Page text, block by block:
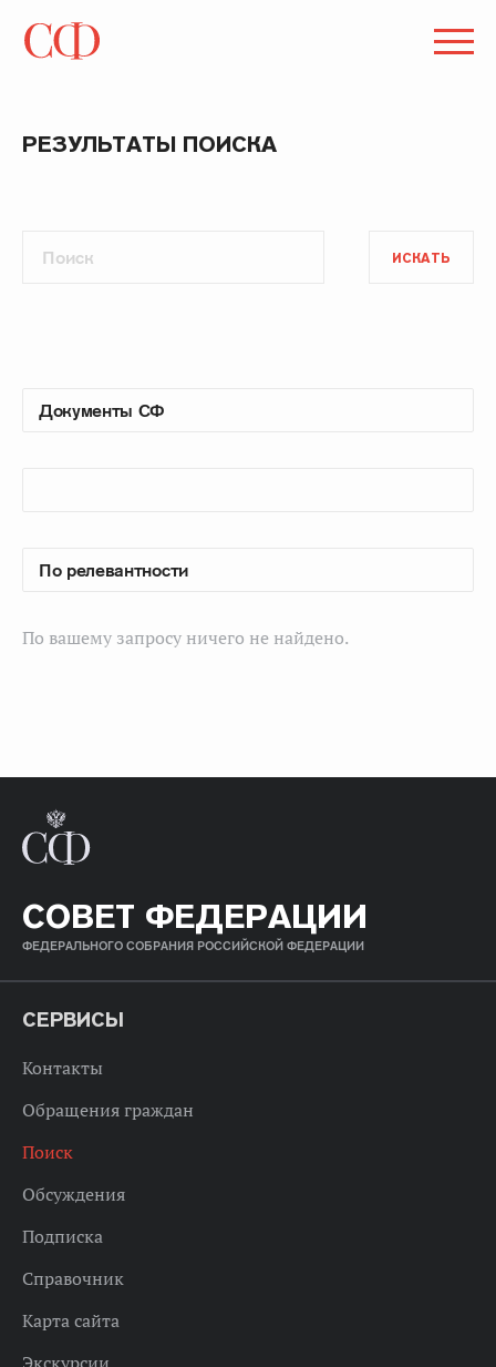
РЕЗУЛЬТАТЫ ПОИСКА
ИСКАТЬ
По вашему запросу ничего не найдено.
СОВЕТ ФЕДЕРАЦИИ
ФЕДЕРАЛЬНОГО СОБРАНИЯ РОССИЙСКОЙ ФЕДЕРАЦИИ
СЕРВИСЫ
Контакты
Обращения граждан
Поиск
Обсуждения
Подписка
Справочник
Карта сайта
Экскурсии